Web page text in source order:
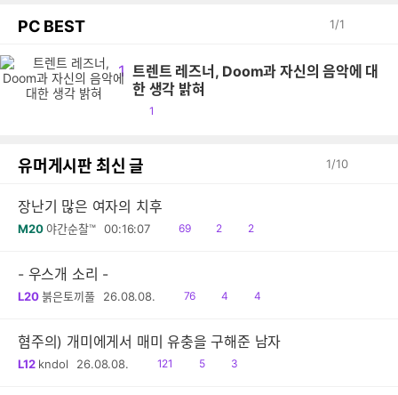
PC BEST 1/1
1 트렌트 레즈너, Doom과 자신의 음악에 대
한 생각 밝혀
공1
유머게시판 최신 글 1/10
장난기 많은 여자의 치후
M20 야간순찰™ 00:16:07
읽
69
공
2
댓
2
- 우스개 소리 -
L20 붉은토끼풀 26.08.08.
읽
76
공
4
댓
4
혐주의) 개미에게서 매미 유충을 구해준 남자
L12 kndol 26.08.08.
읽
121
공
5
댓
3